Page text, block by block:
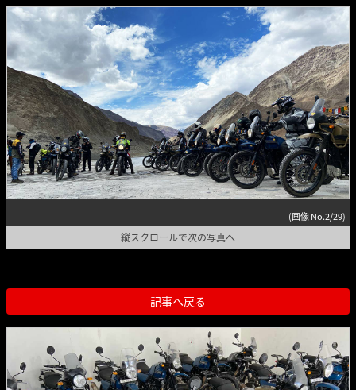
(画像 No.2/29)
縦スクロールで次の写真へ
記事へ戻る